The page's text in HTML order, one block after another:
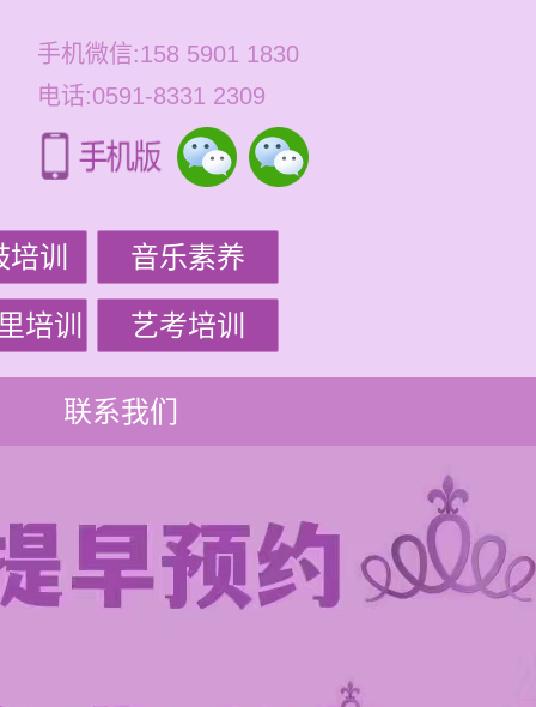
手机微信:158 5901 1830
电话:0591-8331 2309
训 音乐素养
培训 艺考培训
联系我们